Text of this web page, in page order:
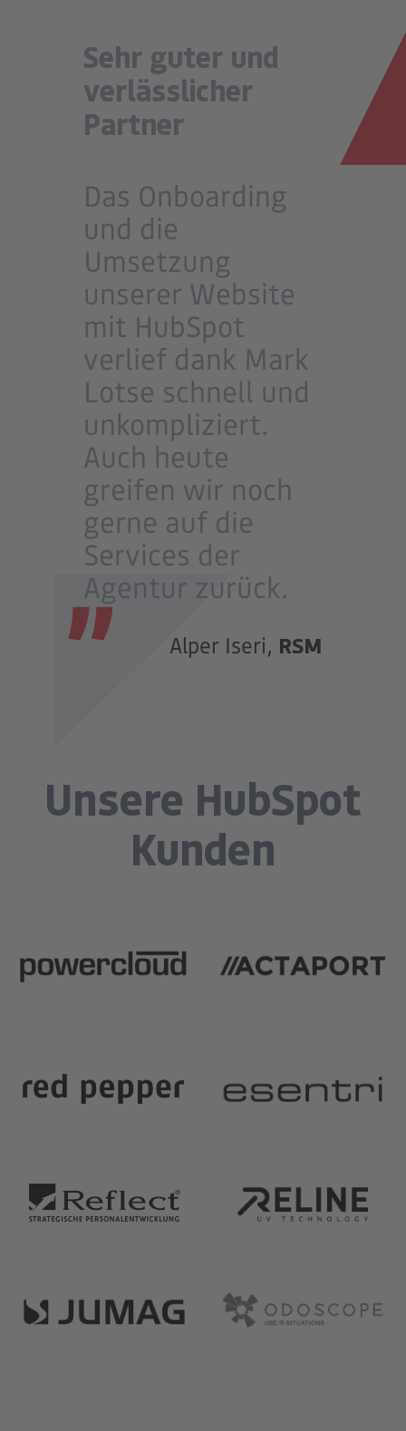
Sehr guter und
verlässlicher
Partner
Das Onboarding
und die
Umsetzung
unserer Website
mit HubSpot
verlief dank Mark
Lotse schnell und
unkompliziert.
Auch heute
greifen wir noch
gerne auf die
Services der
Agentur zurück.
Alper Iseri, RSM
Unsere HubSpot
Kunden